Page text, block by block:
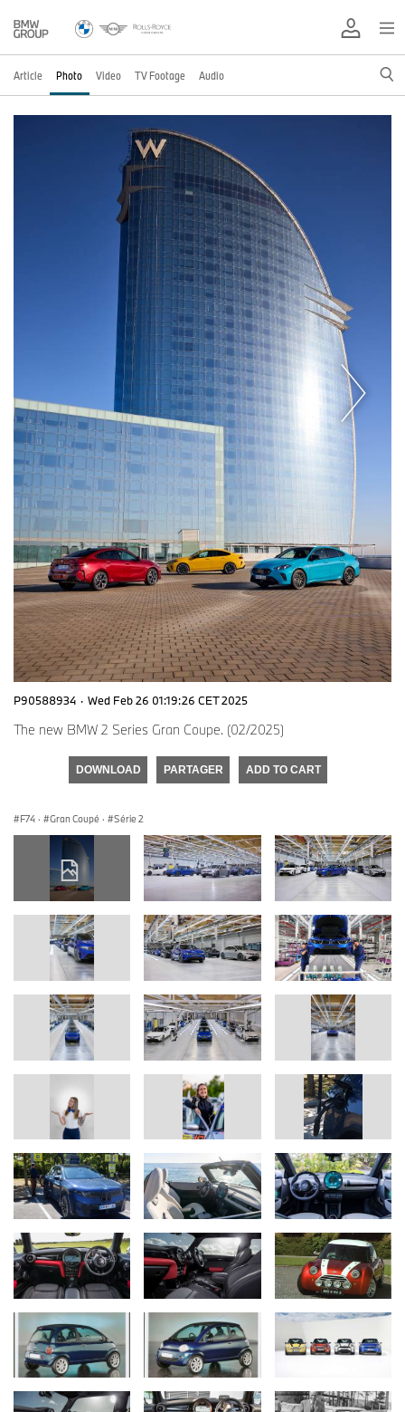
Article Photo Video TV Footage Audio
P90588934 · Wed Feb 26 01:19:26 CET 2025
The new BMW 2 Series Gran Coupe. (02/2025)
DOWNLOAD PARTAGER ADD TO CART
F74 · Gran Coupé · Série 2